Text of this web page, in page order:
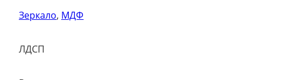
Зеркало, МДФ
ЛДСП